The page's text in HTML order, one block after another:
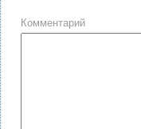
Комментарий